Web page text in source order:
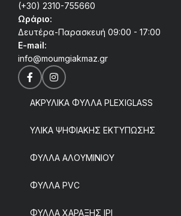
(+30) 2310-755660
Ωράριο:
Δευτέρα-Παρασκευή 09:00 - 17:00
E-mail:
info@moumgiakmaz.gr
ΑΚΡΥΛΙΚΑ ΦΥΛΛΑ PLEXIGLASS
ΥΛΙΚΑ ΨΗΦΙΑΚΗΣ ΕΚΤΥΠΩΣΗΣ
ΦΥΛΛΑ ΑΛΟΥΜΙΝΙΟΥ
ΦΥΛΛΑ PVC
ΦΥΛΛΑ ΧΑΡΑΞΗΣ IPI